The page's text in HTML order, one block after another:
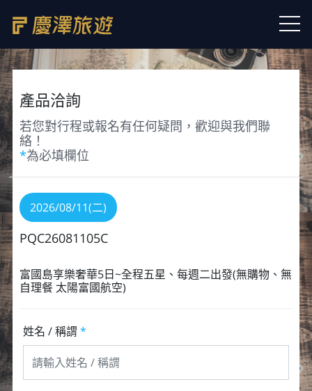
產品洽詢
若您對行程或報名有任何疑問，歡迎與我們聯
絡！
*為必填欄位
2026/08/11(二)
PQC26081105C
富國島享樂奢華5日~全程五星、每週二出發(無購物、無
自理餐 太陽富國航空)
姓名 / 稱謂 *